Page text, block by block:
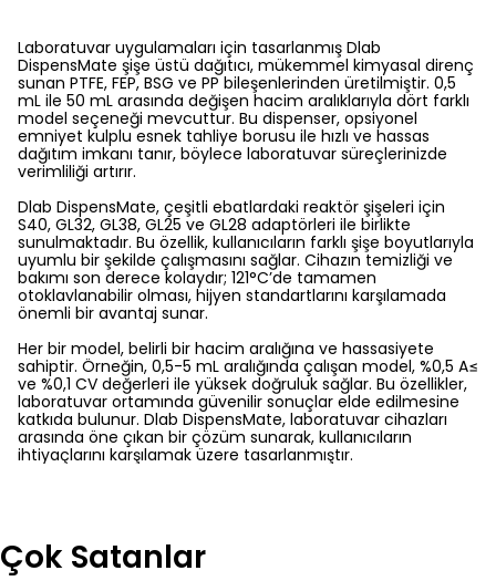
Laboratuvar uygulamaları için tasarlanmış Dlab
DispensMate şişe üstü dağıtıcı, mükemmel kimyasal direnç
sunan PTFE, FEP, BSG ve PP bileşenlerinden üretilmiştir. 0,5
mL ile 50 mL arasında değişen hacim aralıklarıyla dört farklı
model seçeneği mevcuttur. Bu dispenser, opsiyonel
emniyet kulplu esnek tahliye borusu ile hızlı ve hassas
dağıtım imkanı tanır, böylece laboratuvar süreçlerinizde
verimliliği artırır.
Dlab DispensMate, çeşitli ebatlardaki reaktör şişeleri için
S40, GL32, GL38, GL25 ve GL28 adaptörleri ile birlikte
sunulmaktadır. Bu özellik, kullanıcıların farklı şişe boyutlarıyla
uyumlu bir şekilde çalışmasını sağlar. Cihazın temizliği ve
bakımı son derece kolaydır; 121°C’de tamamen
otoklavlanabilir olması, hijyen standartlarını karşılamada
önemli bir avantaj sunar.
Her bir model, belirli bir hacim aralığına ve hassasiyete
sahiptir. Örneğin, 0,5-5 mL aralığında çalışan model, %0,5 A≤
ve %0,1 CV değerleri ile yüksek doğruluk sağlar. Bu özellikler,
laboratuvar ortamında güvenilir sonuçlar elde edilmesine
katkıda bulunur. Dlab DispensMate, laboratuvar cihazları
arasında öne çıkan bir çözüm sunarak, kullanıcıların
ihtiyaçlarını karşılamak üzere tasarlanmıştır.
Çok Satanlar